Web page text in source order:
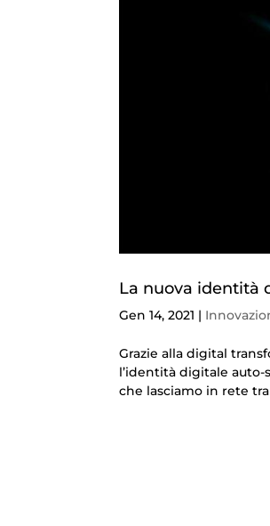
La nuova identità
Gen 14, 2021 |
Grazie alla digital
l’identità digitale auto-
che lasciamo in rete